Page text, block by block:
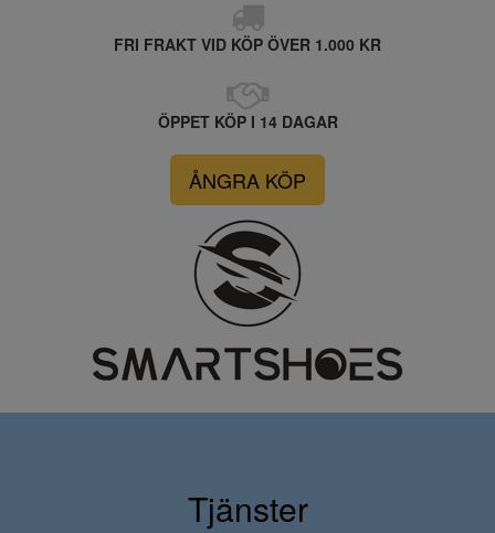
FRI FRAKT VID KÖP ÖVER 1.000 KR
ÖPPET KÖP I 14 DAGAR
ÅNGRA KÖP
Tjänster